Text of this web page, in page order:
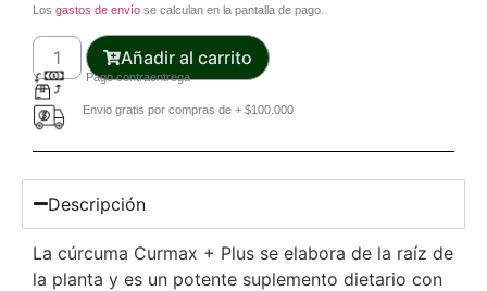
Los gastos de envío se calculan en la pantalla de pago.
Añadir al carrito
Pago contraentrega
Envio gratis por compras de + $100.000
Descripción
La cúrcuma Curmax + Plus se elabora de la raíz de
la planta y es un potente suplemento dietario con